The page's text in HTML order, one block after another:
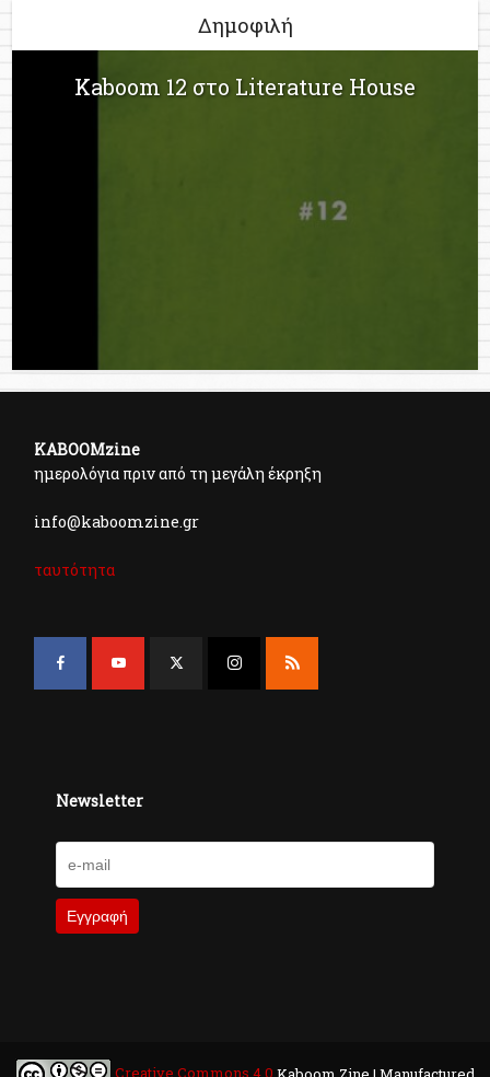
Δημοφιλή
Kaboom 12 στο Literature House
KABOOMzine
ημερολόγια πριν από τη μεγάλη έκρηξη
info@kaboomzine.gr
ταυτότητα
Newsletter